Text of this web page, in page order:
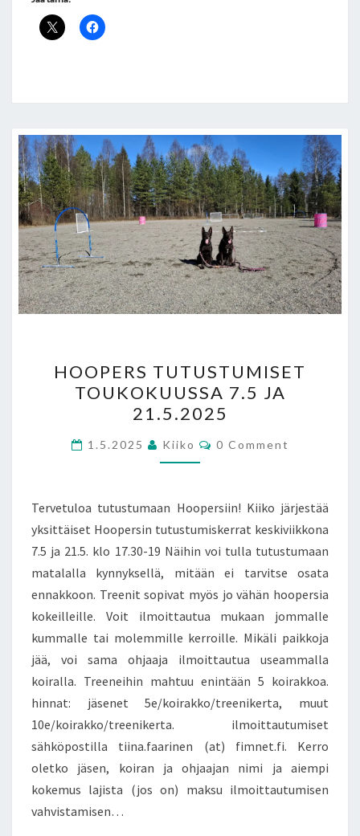
TUTUSTUMISET
TOUKOKUUSSA
7.5
JA
21.5.2025
HOOPERS TUTUSTUMISET
TOUKOKUUSSA 7.5 JA
21.5.2025
1.5.2025 Kiiko Comments
0 Comment
Tervetuloa tutustumaan Hoopersiin! Kiiko järjestää
yksittäiset Hoopersin tutustumiskerrat keskiviikkona
7.5 ja 21.5. klo 17.30-19 Näihin voi tulla tutustumaan
matalalla kynnyksellä, mitään ei tarvitse osata
ennakkoon. Treenit sopivat myös jo vähän hoopersia
kokeilleille. Voit ilmoittautua mukaan jommalle
kummalle tai molemmille kerroille. Mikäli paikkoja
jää, voi sama ohjaaja ilmoittautua useammalla
koiralla. Treeneihin mahtuu enintään 5 koirakkoa.
hinnat: jäsenet 5e/koirakko/treenikerta, muut
10e/koirakko/treenikerta. ilmoittautumiset
sähköpostilla tiina.faarinen (at) fimnet.fi. Kerro
oletko jäsen, koiran ja ohjaajan nimi ja aiempi
kokemus lajista (jos on) maksu ilmoittautumisen
vahvistamisen…